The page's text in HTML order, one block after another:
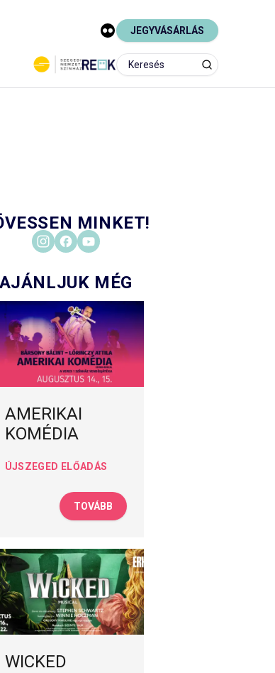
JEGYVÁSÁRLÁS
MINKET!
AJÁNLJUK MÉG
AMERIKAI
KOMÉDIA
ÚJSZEGED ELŐADÁS
TOVÁBB
WICKED